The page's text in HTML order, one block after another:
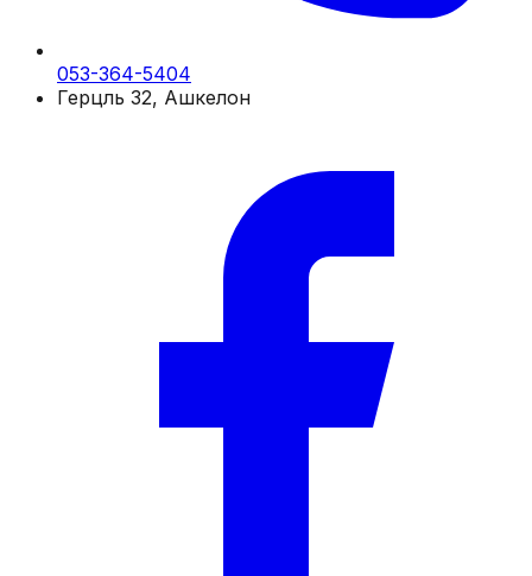
053-364-5404
Герцль 32, Ашкелон